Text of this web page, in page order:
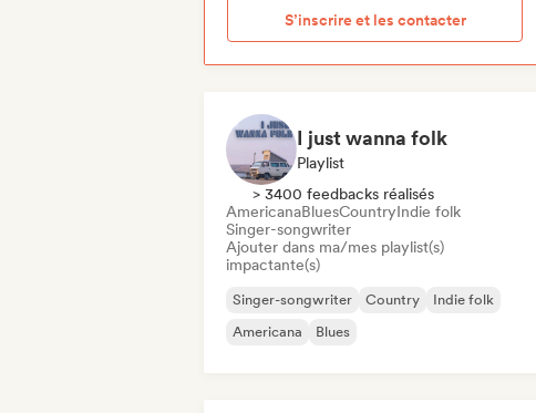
S’inscrire et les contacter
I just wanna folk
Playlist
> 3400 feedbacks réalisés
AmericanaBluesCountryIndie folk
Singer-songwriter
Ajouter dans ma/mes playlist(s)
impactante(s)
Singer-songwriter Country
Indie folk
Americana
Blues